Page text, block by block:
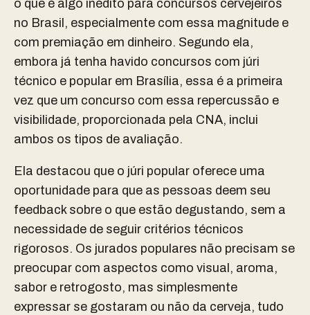
o que é algo inédito para concursos cervejeiros
no Brasil, especialmente com essa magnitude e
com premiação em dinheiro. Segundo ela,
embora já tenha havido concursos com júri
técnico e popular em Brasília, essa é a primeira
vez que um concurso com essa repercussão e
visibilidade, proporcionada pela CNA, inclui
ambos os tipos de avaliação.
Ela destacou que o júri popular oferece uma
oportunidade para que as pessoas deem seu
feedback sobre o que estão degustando, sem a
necessidade de seguir critérios técnicos
rigorosos. Os jurados populares não precisam se
preocupar com aspectos como visual, aroma,
sabor e retrogosto, mas simplesmente
expressar se gostaram ou não da cerveja, tudo